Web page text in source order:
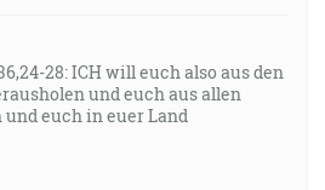
stánu, ktoré boly za ním. [1M
konca, ten bude spasený. [Mt
28: ICH will euch also aus den
und euch aus allen
euch in euer Land